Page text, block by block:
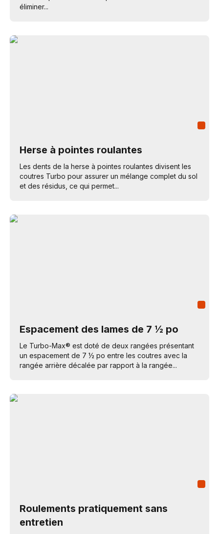
éliminer...
Herse à pointes roulantes
Les dents de la herse à pointes roulantes divisent les
coutres Turbo pour assurer un mélange complet du sol
et des résidus, ce qui permet...
Espacement des lames de 7 ½ po
Le Turbo-Max® est doté de deux rangées présentant
un espacement de 7 ½ po entre les coutres avec la
rangée arrière décalée par rapport à la rangée...
Roulements pratiquement sans
entretien